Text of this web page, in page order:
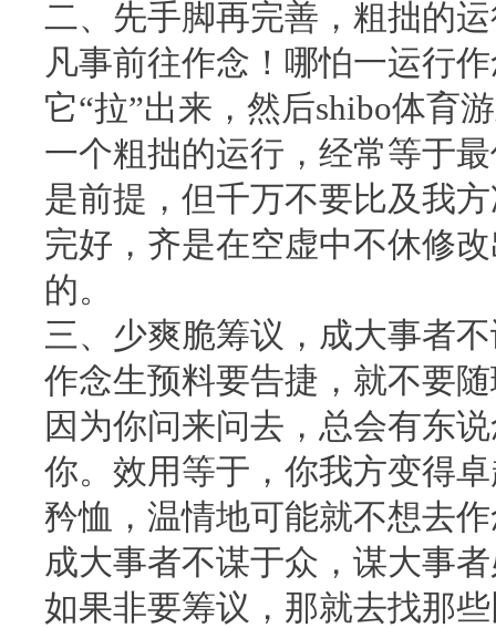
二、先手脚再完善，粗拙的
凡事前往作念！哪怕一运行
它“拉”出来，然后shibo体育
一个粗拙的运行，经常等于
是前提，但千万不要比及我
完好，齐是在空虚中不休修
的。
三、少爽脆筹议，成大事者
作念生预料要告捷，就不要
因为你问来问去，总会有东
你。效用等于，你我方变得
矜恤，温情地可能就不想去
成大事者不谋于众，谋大事
如果非要筹议，那就去找那